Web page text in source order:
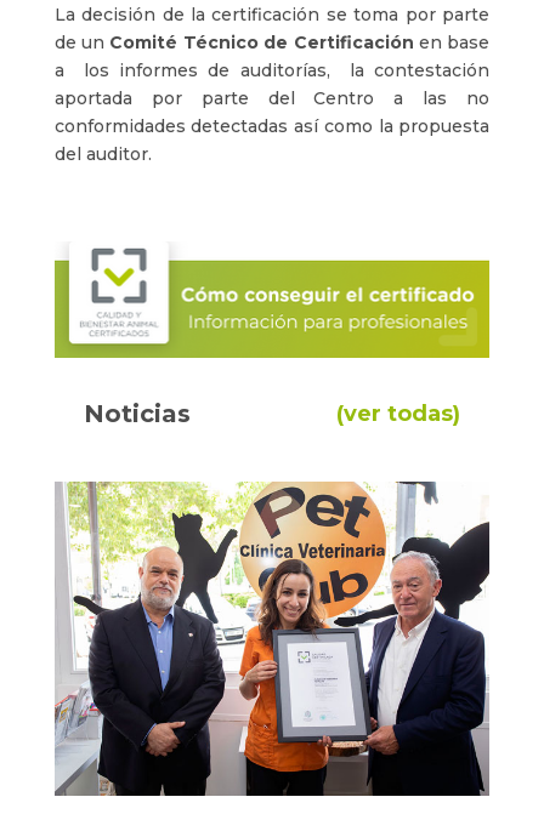
La decisión de la certificación se toma por parte
de un Comité Técnico de Certificación en base
a los informes de auditorías, la contestación
aportada por parte del Centro a las no
conformidades detectadas así como la propuesta
del auditor.
Noticias (ver todas)